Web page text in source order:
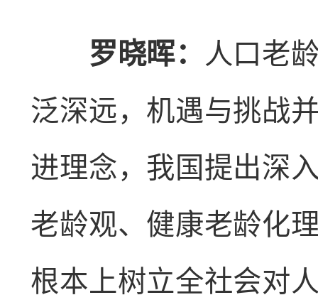
罗晓晖： 人口老
泛深远，机遇与挑战
进理念，我国提出深
老龄观、健康老龄化
根本上树立全社会对